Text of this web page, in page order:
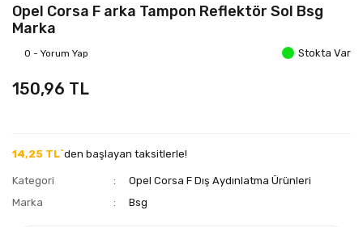
Opel Corsa F arka Tampon Reflektör Sol Bsg
Marka
0 - Yorum Yap Stokta Var
150,96 TL
14,25 TL`den başlayan taksitlerle!
Kategori
Opel Corsa F Dış Aydınlatma Ürünleri
Marka
Bsg